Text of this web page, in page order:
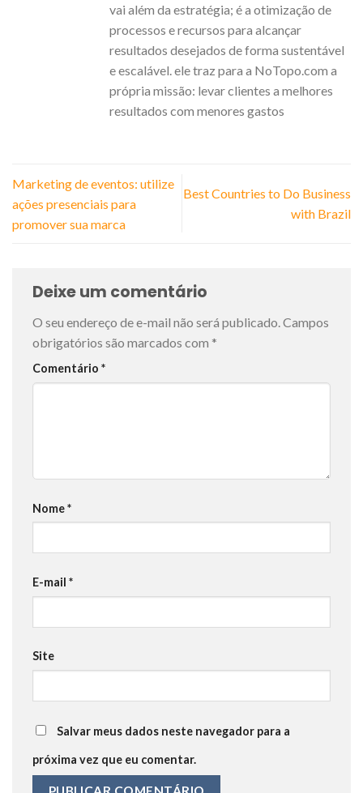
vai além da estratégia; é a otimização de
processos e recursos para alcançar
resultados desejados de forma sustentável
e escalável. ele traz para a NoTopo.com a
própria missão: levar clientes a melhores
resultados com menores gastos
Marketing de eventos: utilize
ações presenciais para
promover sua marca
Best Countries to Do Business
with Brazil
Deixe um comentário
O seu endereço de e-mail não será publicado.Campos
obrigatórios são marcados com *
Comentário *
Nome*
E-mail *
Site
Salvar meus dados neste navegador para a
próxima vez que eu comentar.